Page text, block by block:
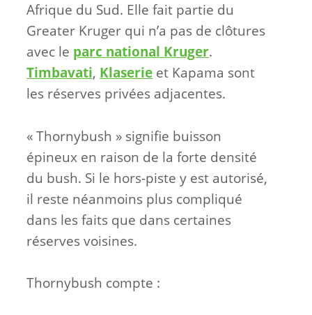
Afrique du Sud. Elle fait partie du
Greater Kruger qui n’a pas de clôtures
avec le parc national Kruger.
Timbavati, Klaserie et Kapama sont
les réserves privées adjacentes.
« Thornybush » signifie buisson
épineux en raison de la forte densité
du bush. Si le hors-piste y est autorisé,
il reste néanmoins plus compliqué
dans les faits que dans certaines
réserves voisines.
Thornybush compte :